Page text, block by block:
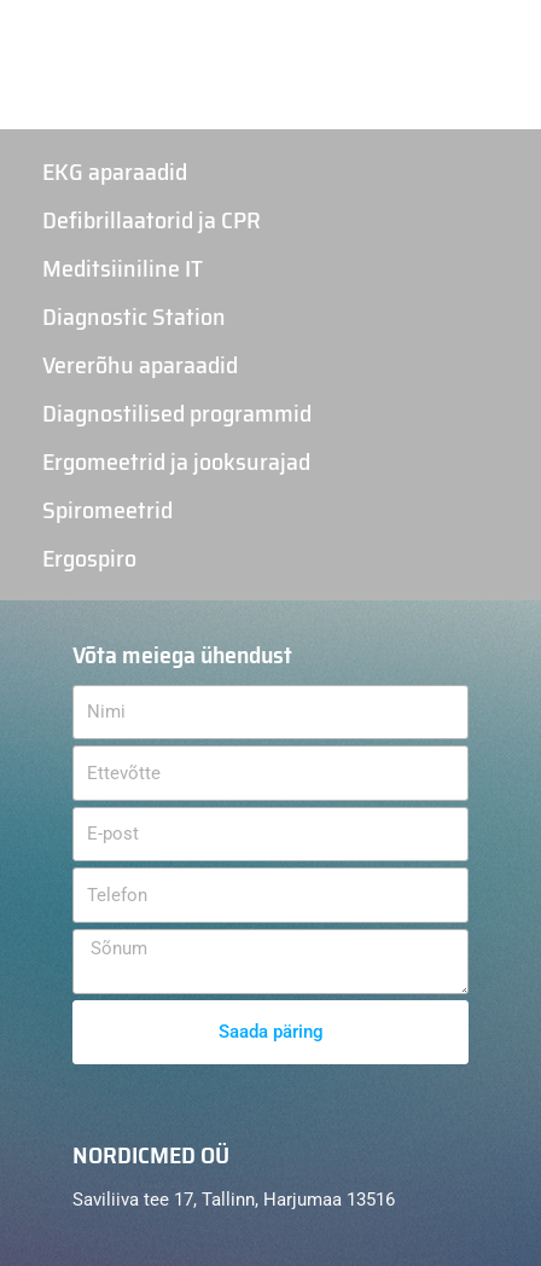
EKG aparaadid
Defibrillaatorid ja CPR
Meditsiiniline IT
Diagnostic Station
Vererõhu aparaadid
Diagnostilised programmid
Ergomeetrid ja jooksurajad
Spiromeetrid
Ergospiro
Võta meiega ühendust
Saada päring
NORDICMED OÜ
Saviliiva tee 17, Tallinn, Harjumaa 13516